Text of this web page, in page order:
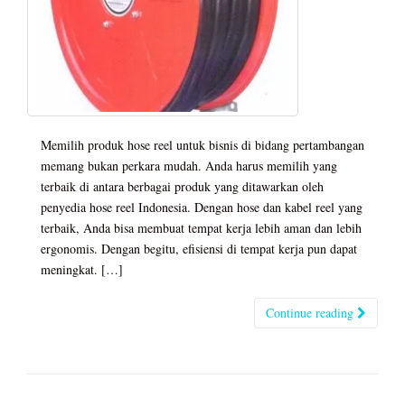
Memilih produk hose reel untuk bisnis di bidang pertambangan
memang bukan perkara mudah. Anda harus memilih yang
terbaik di antara berbagai produk yang ditawarkan oleh
penyedia hose reel Indonesia. Dengan hose dan kabel reel yang
terbaik, Anda bisa membuat tempat kerja lebih aman dan lebih
ergonomis. Dengan begitu, efisiensi di tempat kerja pun dapat
meningkat. […]
Continue reading